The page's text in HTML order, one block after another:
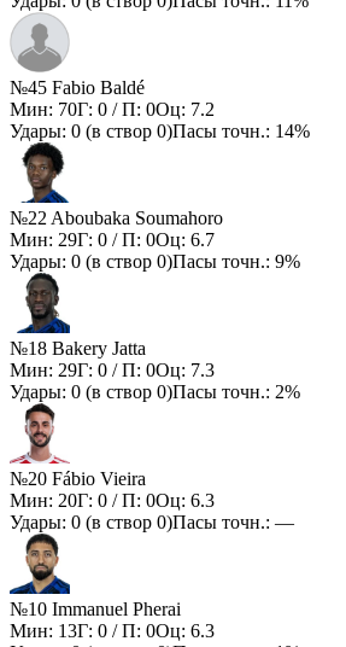
№45 Fabio Baldé
Мин: 70Г: 0 / П: 0Оц: 7.2
Удары: 0 (в створ 0)Пасы точн.: 14%
№22 Aboubaka Soumahoro
Мин: 29Г: 0 / П: 0Оц: 6.7
Удары: 0 (в створ 0)Пасы точн.: 9%
№18 Bakery Jatta
Мин: 29Г: 0 / П: 0Оц: 7.3
Удары: 0 (в створ 0)Пасы точн.: 2%
№20 Fábio Vieira
Мин: 20Г: 0 / П: 0Оц: 6.3
Удары: 0 (в створ 0)Пасы точн.: —
№10 Immanuel Pherai
Мин: 13Г: 0 / П: 0Оц: 6.3